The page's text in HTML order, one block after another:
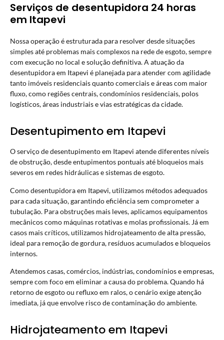
Serviços de desentupidora 24 horas
em Itapevi
Nossa operação é estruturada para resolver desde situações
simples até problemas mais complexos na rede de esgoto, sempre
com execução no local e solução definitiva. A atuação da
desentupidora em Itapevi é planejada para atender com agilidade
tanto imóveis residenciais quanto comerciais e áreas com maior
fluxo, como regiões centrais, condomínios residenciais, polos
logísticos, áreas industriais e vias estratégicas da cidade.
Desentupimento em Itapevi
O serviço de desentupimento em Itapevi atende diferentes níveis
de obstrução, desde entupimentos pontuais até bloqueios mais
severos em redes hidráulicas e sistemas de esgoto.
Como desentupidora em Itapevi, utilizamos métodos adequados
para cada situação, garantindo eficiência sem comprometer a
tubulação. Para obstruções mais leves, aplicamos equipamentos
mecânicos como máquinas rotativas e molas profissionais. Já em
casos mais críticos, utilizamos hidrojateamento de alta pressão,
ideal para remoção de gordura, resíduos acumulados e bloqueios
internos.
Atendemos casas, comércios, indústrias, condomínios e empresas,
sempre com foco em eliminar a causa do problema. Quando há
retorno de esgoto ou refluxo em ralos, o cenário exige atenção
imediata, já que envolve risco de contaminação do ambiente.
Hidrojateamento em Itapevi